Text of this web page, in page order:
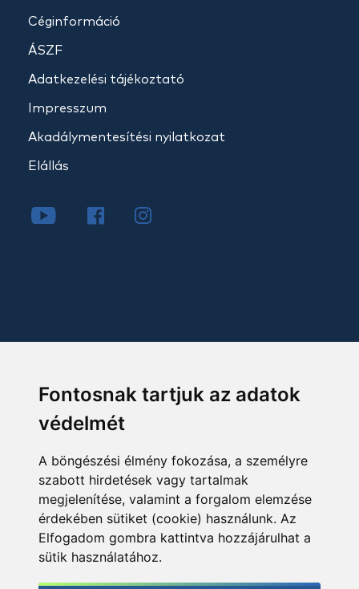
Fontosnak tartjuk az adatok
védelmét
A böngészési élmény fokozása, a személyre
szabott hirdetések vagy tartalmak
megjelenítése, valamint a forgalom elemzése
érdekében sütiket (cookie) használunk. Az
Elfogadom gombra kattintva hozzájárulhat a
sütik használatához.
Céginformáció
ÁSZF
Adatkezelési tájékoztató
Impresszum
Akadálymentesítési nyilatkozat
Elállás